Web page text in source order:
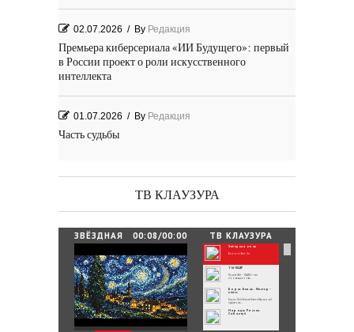
02.07.2026 / By Редакция
Премьера киберсериала «ИИ Будущего»: первый
в России проект о роли искусственного
интеллекта
01.07.2026 / By Редакция
Часть судьбы
29.06.2026 / ByРедакция
День Победы! Посёлок Гидростроитель. 2026 год
25.06.2026 ByРедакция
Зелёные мемориалы памяти и славы
ТВ КЛАУЗУРА
Звёздная ночь
Винсент Ван Гог
ТЫ-КАДР
Проект «ТЫ – КАДР» — это
инновационная...
Борис Бланк. Мастер-
класс
Борис Лейбович Бланк Народный
художник...
Народы России.
Сабантуй
ТВ КЛАУЗУРА
ЗВЁЗДНАЯ
00:08/00:00